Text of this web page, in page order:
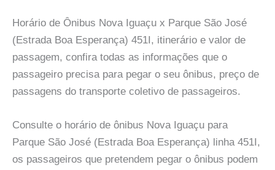
Horário de Ônibus Nova Iguaçu x Parque São José
(Estrada Boa Esperança) 451I, itinerário e valor de
passagem, confira todas as informações que o
passageiro precisa para pegar o seu ônibus, preço de
passagens do transporte coletivo de passageiros.
Consulte o horário de ônibus Nova Iguaçu para
Parque São José (Estrada Boa Esperança) linha 451I,
os passageiros que pretendem pegar o ônibus podem